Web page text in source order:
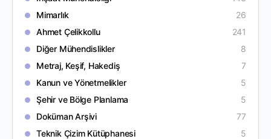
Mimarlık
26
Ahmet Çelikkollu
241
Diğer Mühendislikler
8
Metraj, Keşif, Hakediş
7
Kanun ve Yönetmelikler
5
Şehir ve Bölge Planlama
5
Doküman Arşivi
77
Teknik Çizim Kütüphanesi
5